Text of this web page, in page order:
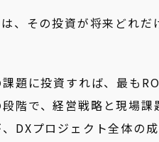
、その投資が将来どれ
題に投資すれば、最も
階で、経営戦略と現場
DXプロジェクト全体の成